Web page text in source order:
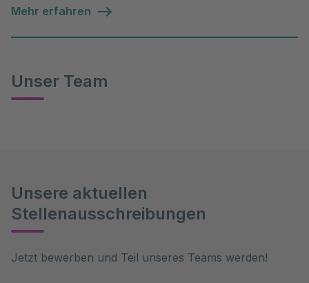
Mehr erfahren
Unser Team
Unsere aktuellen
Stellenausschreibungen
Jetzt bewerben und Teil unseres Teams werden!